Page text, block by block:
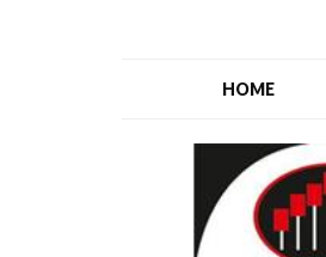
HOME